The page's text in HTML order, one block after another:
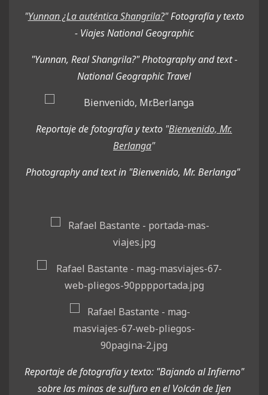
"Yunnan ¿La auténtica Shangrila?"Fotografía y texto
- Viajes National Geographic
"Yunnan, Real Shangrila?" Photography and text -
National Geographic Travel
Reportaje de fotografía y texto "Bienvenido, Mr.
Berlanga"
Photography and text in "Bienvenido, Mr. Berlanga"
Reportaje de fotografía y texto: "Bajando al Infierno"
sobre las minas de sulfuro en el Volcán de Ijen